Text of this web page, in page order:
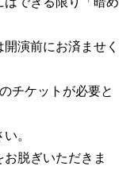
演前にお済ませく
チケットが必要と
。
お脱ぎいただきま